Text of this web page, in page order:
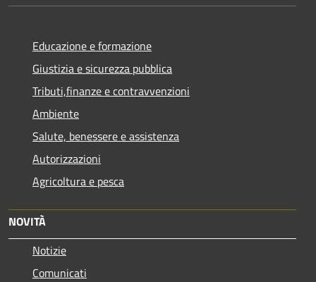
Educazione e formazione
Giustizia e sicurezza pubblica
Tributi,finanze e contravvenzioni
Ambiente
Salute, benessere e assistenza
Autorizzazioni
Agricoltura e pesca
NOVITÀ
Notizie
Comunicati